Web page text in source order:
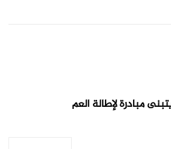
مبادرة لإطالة العم